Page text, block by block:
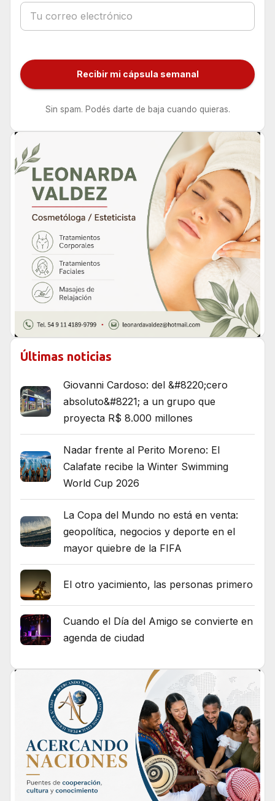
Recibir mi cápsula semanal
Sin spam. Podés darte de baja cuando quieras.
Últimas noticias
Giovanni Cardoso: del &#8220;cero
absoluto&#8221; a un grupo que
proyecta R$ 8.000 millones
Nadar frente al Perito Moreno: El
Calafate recibe la Winter Swimming
World Cup 2026
La Copa del Mundo no está en venta:
geopolítica, negocios y deporte en el
mayor quiebre de la FIFA
El otro yacimiento, las personas primero
Cuando el Día del Amigo se convierte en
agenda de ciudad